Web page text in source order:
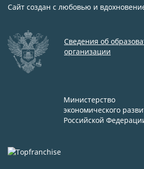
Сайт создан с любовью и
Сведения об
организации
Министерство
экономического
Российской